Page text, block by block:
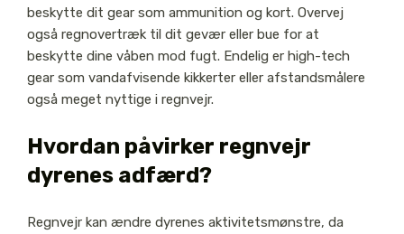
beskytte dit gear som ammunition og kort. Overvej
også regnovertræk til dit gevær eller bue for at
beskytte dine våben mod fugt. Endelig er high-tech
gear som vandafvisende kikkerter eller afstandsmålere
også meget nyttige i regnvejr.
Hvordan påvirker regnvejr
dyrenes adfærd?
Regnvejr kan ændre dyrenes aktivitetsmønstre, da